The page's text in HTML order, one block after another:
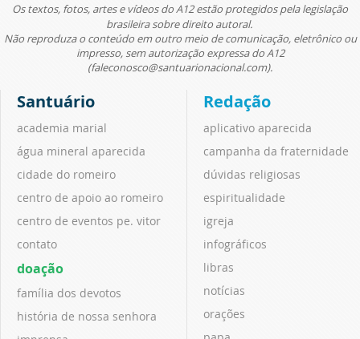
Os textos, fotos, artes e vídeos do A12 estão protegidos pela legislação
brasileira sobre direito autoral.
Não reproduza o conteúdo em outro meio de comunicação, eletrônico ou
impresso, sem autorização expressa do A12
(faleconosco@santuarionacional.com).
Santuário
academia marial
água mineral aparecida
cidade do romeiro
centro de apoio ao romeiro
centro de eventos pe. vitor
contato
doação
família dos devotos
história de nossa senhora
Redação
aplicativo aparecida
campanha da fraternidade
dúvidas religiosas
espiritualidade
igreja
infográficos
libras
notícias
orações